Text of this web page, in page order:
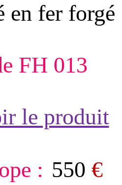
en fer forgé
FH 013
le produit
: 550 €